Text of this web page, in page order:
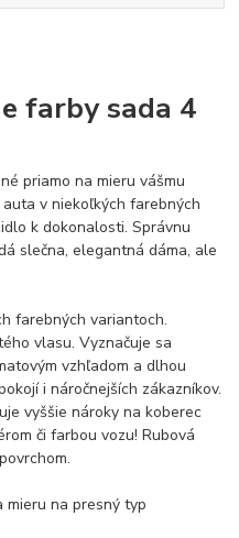
farby sada 4
priamo na mieru vášmu
v niekoľkých farebných
k dokonalosti.Správnu
slečna, elegantná dáma, ale
farebných variantoch.
vlasu.Vyznačuje sa
vzhľadom a dlhou
i náročnejších zákazníkov.
vyššie nároky na koberec
či farbou vozu!Rubová
na presný typ